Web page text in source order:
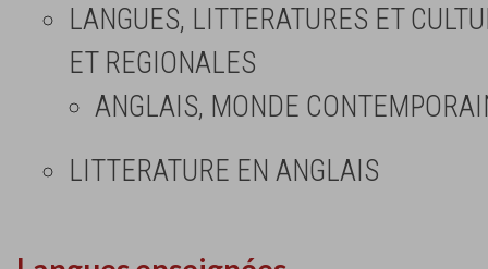
LANGUES, LITTERATURES ET
ET REGIONALES
ANGLAIS, MONDE
LITTERATURE EN ANGLAIS